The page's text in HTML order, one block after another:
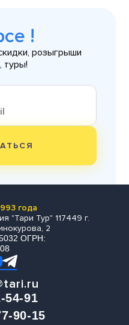
!
розыгрыши
туры!
года
"Тари Тур" 117449 г.
2
ОГРН:
54-91
90-15